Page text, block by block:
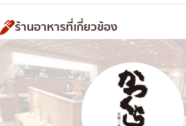
ร้านอาหารที่เกี่ยวข้อง